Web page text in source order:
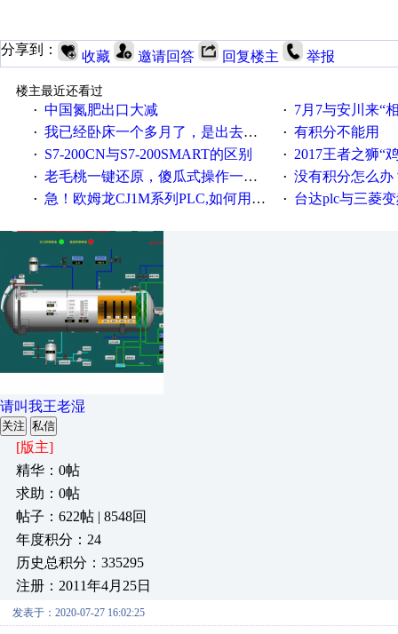
分享到： 收藏 邀请回答 回复楼主 举报
楼主最近还看过
· 中国氮肥出口大减 · 7月7与安川来“
· 我已经卧床一个多月了，是出去安装机械手在高速遭遇车祸所致:大家工作都要特别注意啊 · 有积分不能用
· S7-200CN与S7-200SMART的区别 · 2017王者之狮“鸡”情签到
· 老毛桃一键还原，傻瓜式操作一键轻松备份还原；程序为向导式安装，一键即可实现自动备份或还原系统。 · 没有积分怎么办
· 急！欧姆龙CJ1M系列PLC,如何用时间控制变频器。要求时间在组态王中可以自由输入！拜托各位大神了！ · 台达plc与三菱
请叫我王老湿
关注 私信
[版主]
精华：0帖
求助：0帖
帖子：622帖 | 8548回
年度积分：24
历史总积分：335295
注册：2011年4月25日
发表于：2020-07-27 16:02:25